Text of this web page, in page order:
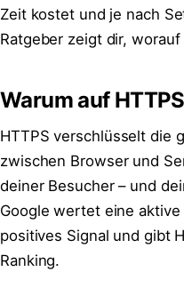
Zeit kostet und je nach
Ratgeber zeigt dir,
Warum auf
HTTPS verschlüsselt die
zwischen Browser und
deiner Besucher – und
Google wertet eine aktive
positives Signal und gibt
Ranking.